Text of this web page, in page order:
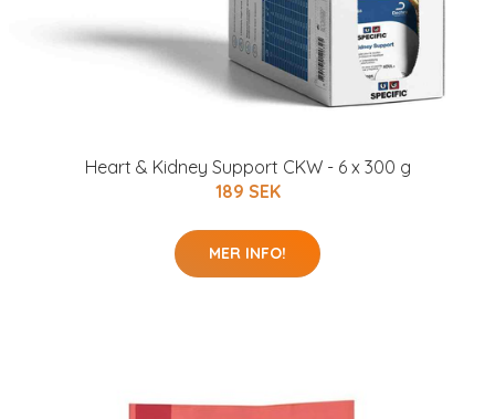
Heart & Kidney Support CKW - 6 x 300 g
189 SEK
MER INFO!